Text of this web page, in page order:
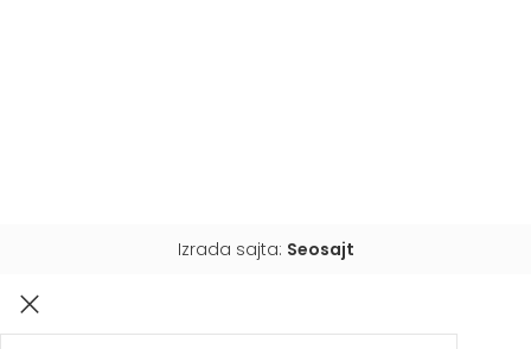
Izrada sajta: Seosajt